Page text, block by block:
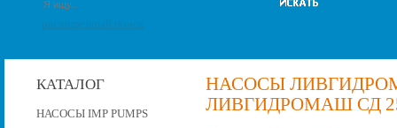
КАТАЛОГ
НАСОСЫ IMP PUMPS
НАСОСЫ
ЛИВГИДРОМАШ СД